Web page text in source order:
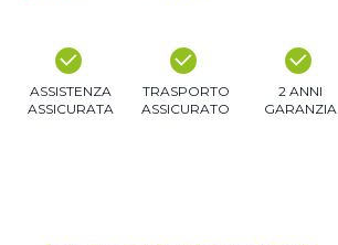
ASSISTENZA
ASSICURATA
TRASPORTO
ASSICURATO
2 ANNI
GARANZIA